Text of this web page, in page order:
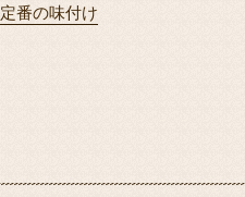
定番の味付け